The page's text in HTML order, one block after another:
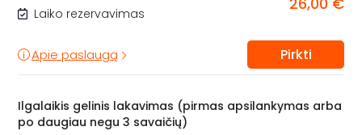
Laiko rezervavimas
Apie paslaugą Pirkti
Ilgalaikis gelinis lakavimas (pirmas apsilankymas arba
po daugiau negu 3 savaičių)